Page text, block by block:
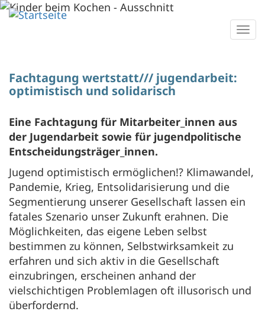
Direkt
zum
Fachtagung wertstatt/// jugendarbeit:
optimistisch und solidarisch
Eine Fachtagung für Mitarbeiter_innen aus
der Jugendarbeit sowie für jugendpolitische
Entscheidungsträger_innen.
Jugend optimistisch ermöglichen!? Klimawandel,
Pandemie, Krieg, Entsolidarisierung und die
Segmentierung unserer Gesellschaft lassen ein
fatales Szenario unser Zukunft erahnen. Die
Möglichkeiten, das eigene Leben selbst
bestimmen zu können, Selbstwirksamkeit zu
erfahren und sich aktiv in die Gesellschaft
einzubringen, erscheinen anhand der
vielschichtigen Problemlagen oft illusorisch und
überfordernd.